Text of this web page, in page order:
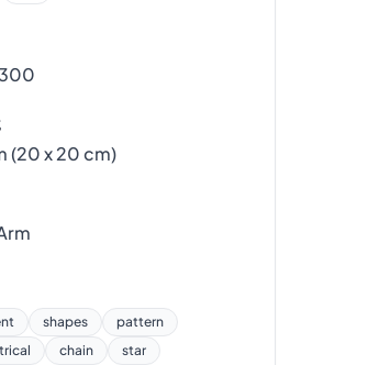
(20 x 20 cm)
shapes
pattern
chain star